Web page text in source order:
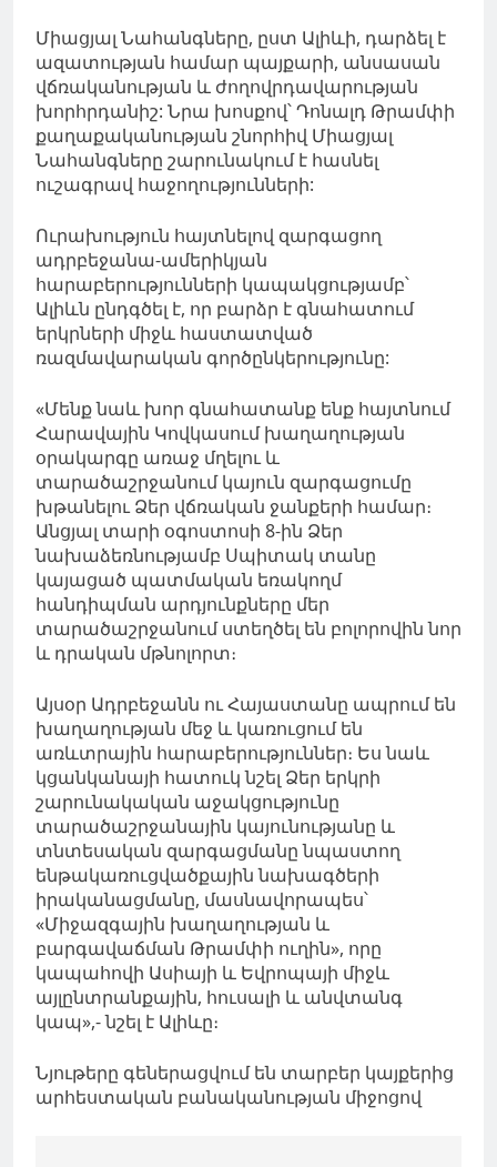
Միացյալ Նահանգները, ըստ Ալիևի, դարձել է
ազատության համար պայքարի, անսասան
վճռականության և ժողովրդավարության
խորհրդանիշ: Նրա խոսքով՝ Դոնալդ Թրամփի
քաղաքականության շնորհիվ Միացյալ
Նահանգները շարունակում է հասնել
ուշագրավ հաջողությունների:
Ուրախություն հայտնելով զարգացող
ադրբեջանա-ամերիկյան
հարաբերությունների կապակցությամբ՝
Ալիևն ընդգծել է, որ բարձր է գնահատում
երկրների միջև հաստատված
ռազմավարական գործընկերությունը:
«Մենք նաև խոր գնահատանք ենք հայտնում
Հարավային Կովկասում խաղաղության
օրակարգը առաջ մղելու և
տարածաշրջանում կայուն զարգացումը
խթանելու Ձեր վճռական ջանքերի համար։
Անցյալ տարի օգոստոսի 8-ին Ձեր
նախաձեռնությամբ Սպիտակ տանը
կայացած պատմական եռակողմ
հանդիպման արդյունքները մեր
տարածաշրջանում ստեղծել են բոլորովին նոր
և դրական մթնոլորտ։
Այսօր Ադրբեջանն ու Հայաստանը ապրում են
խաղաղության մեջ և կառուցում են
առևտրային հարաբերություններ։ Ես նաև
կցանկանայի հատուկ նշել Ձեր երկրի
շարունակական աջակցությունը
տարածաշրջանային կայունությանը և
տնտեսական զարգացմանը նպաստող
ենթակառուցվածքային նախագծերի
իրականացմանը, մասնավորապես՝
«Միջազգային խաղաղության և
բարգավաճման Թրամփի ուղին», որը
կապահովի Ասիայի և Եվրոպայի միջև
այլընտրանքային, հուսալի և անվտանգ
կապ»,- նշել է Ալիևը։
Նյութերը գեներացվում են տարբեր կայքերից
արհեստական բանականության միջոցով